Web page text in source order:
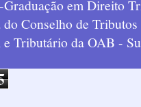
em Direito
Conselho de
Tributário da OAB -